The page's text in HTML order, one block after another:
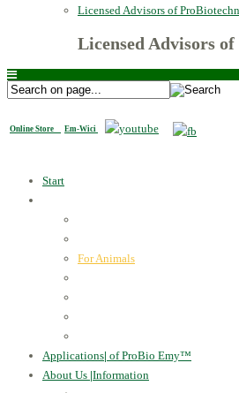
Licensed Advisors of
Licensed Advisors
Online Store Em-Wici
Start
For Animals
Applications| of ProBio Emy™
About Us |Information